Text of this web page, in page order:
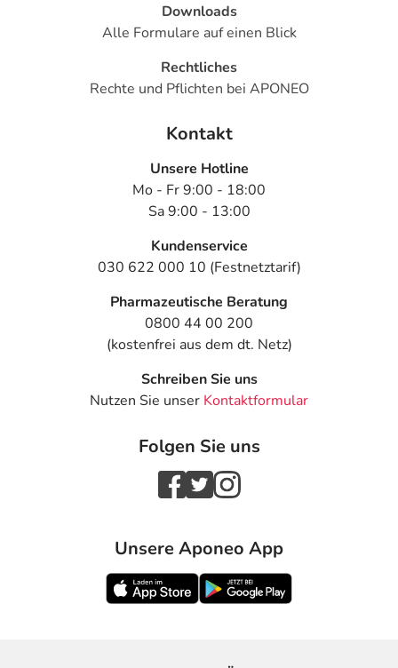
Downloads
Alle Formulare auf einen Blick
Rechtliches
Rechte und Pflichten bei APONEO
Kontakt
Unsere Hotline
Mo - Fr 9:00 - 18:00
Sa 9:00 - 13:00
Kundenservice
030 622 000 10 (Festnetztarif)
Pharmazeutische Beratung
0800 44 00 200
(kostenfrei aus dem dt. Netz)
Schreiben Sie uns
Nutzen Sie unser Kontaktformular
Folgen Sie uns
Unsere Aponeo App